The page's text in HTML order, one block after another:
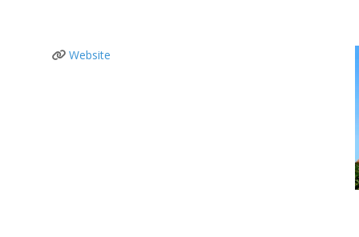
Website